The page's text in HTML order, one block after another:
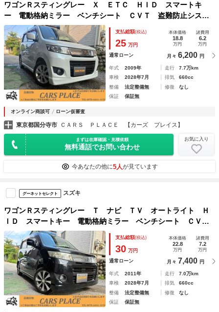
ワゴンＲスティングレー Ｘ ＥＴＣ ＨＩＤ スマートキ
ー 電動格納ミラー ベンチシート ＣＶＴ 盗難防止システ
ム ＡＢＳ ＣＤ アルミホイール 衝突安全ボディ エアコ
ン パワーステアリング
支払総額(税込)
25 万円
本体価格
18.8
万円
諸費用
6.2
万円
通常ローン 月々 6,200 円
年式 2009年 走行
7.7万km
車検
2028年7月 排気
660cc
整備
法定整備無 修復
なし
保証
保証無
オンライン商談可 ローン仮審査
東京都国分寺市 ＣＡＲＳ ＰＬＡＣＥ 【カーズ プレイス】
まずは在庫確認・見積依頼
無料通話でお問い合わせ
お気に入り
今あなたの他に5人が見ています
グーネットセレクト スズキ
ワゴンＲスティングレー Ｔ ナビ ＴＶ オートライト Ｈ
ＩＤ スマートキー 電動格納ミラー ベンチシート ＣＶ
Ｔ 盗難防止システム ＡＢＳ ＣＤ アルミホイール 衝突
安全ボディ エアコン パワーステアリング パワーウィンド
ウ
支払総額(税込)
30 万円
本体価格
22.8
万円
諸費用
7.2
万円
通常ローン 月々 7,400 円
年式 2011年 走行
7.0万km
車検
2028年7月 排気
660cc
整備
法定整備無 修復
なし
保証
保証無